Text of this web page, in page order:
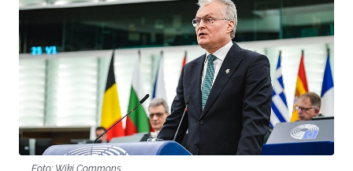
Foto: Wiki Commons